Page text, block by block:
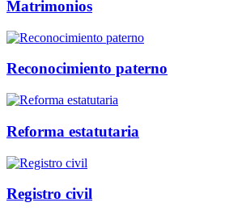
Matrimonios
Reconocimiento paterno
Reforma estatutaria
Registro civil